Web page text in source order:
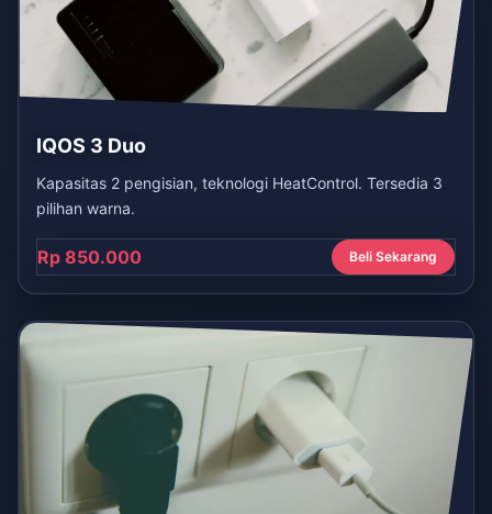
IQOS 3 Duo
Kapasitas 2 pengisian, teknologi HeatControl. Tersedia 3
pilihan warna.
Rp 850.000 Beli Sekarang